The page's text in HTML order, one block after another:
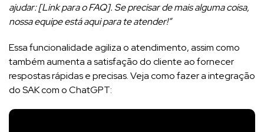
ajudar: [Link para o FAQ]. Se precisar de mais alguma coisa,
nossa equipe está aqui para te atender!”
Essa funcionalidade agiliza o atendimento, assim como
também aumenta a satisfação do cliente ao fornecer
respostas rápidas e precisas. Veja como fazer a integração
do SAK com o ChatGPT: